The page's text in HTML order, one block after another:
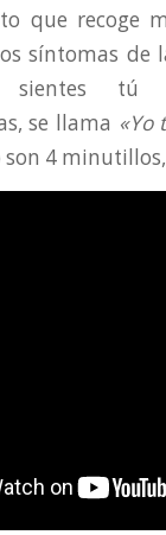
que recoge
síntomas de
tú
se llama «Yo
son 4